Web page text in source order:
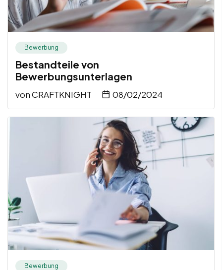
Bewerbung
Bestandteile von
Bewerbungsunterlagen
vonCRAFTKNIGHT 08/02/2024
Bewerbung